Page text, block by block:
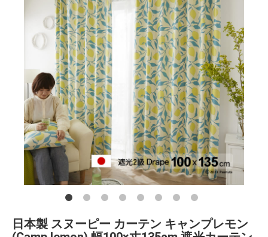
日本製 スヌーピー カーテン キャンプレモン